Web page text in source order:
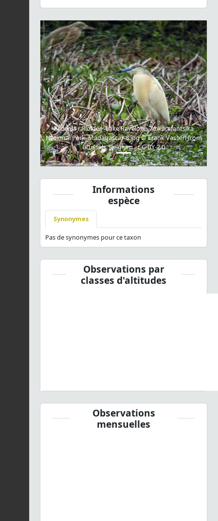
Ardeola ralloides -Lake Ravelobe, Ankarafantsika
National Park, Madagascar-8.jpg © Frank Vassen from
Brussels, Belgium - CC-BY-2.0
Previous Next
Informations
espèce
Synonymes
Pas de synonymes pour ce taxon
Observations par
classes d'altitudes
Observations
mensuelles